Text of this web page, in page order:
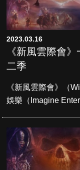
2023.03.16
《新風雲際會
二季
《新風雲際會》（
娛樂（Imagine